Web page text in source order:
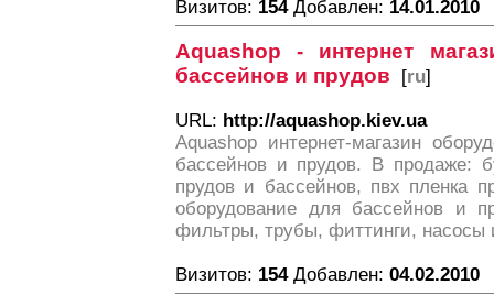
Визитов: 154Добавлен: 14.01.2010
Aquashop - интернет
бассейнов и прудов [ru]
URL: http://aquashop.kiev.ua
Aquashop интернет-магазин
бассейнов и прудов. В продаже:
прудов и бассейнов, пвх пленка
оборудование для бассейнов и
фильтры, трубы, фиттинги, насосы
Визитов: 154Добавлен: 04.02.2010